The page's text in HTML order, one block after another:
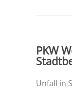
PKW
Unfall in